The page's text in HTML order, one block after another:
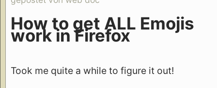
How to get ALL Emojis
work in Firefox
Took me quite a while to figure it out!